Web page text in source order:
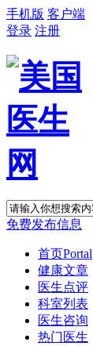
手机版 客户端
登录 注册
免费发布信息
首页Portal
健康文章
医生点评
科室列表
医生咨询
热门医生